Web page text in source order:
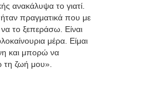
ανακάλυψα το γιατί.
πραγματικά που με
το ξεπεράσω. Είναι
μέρα. Είμαι
και μπορώ να
τη ζωή μου».